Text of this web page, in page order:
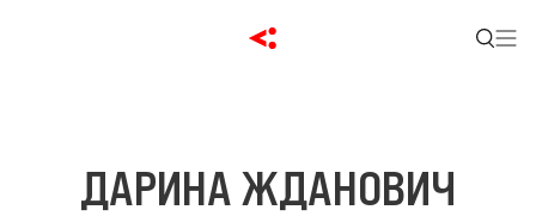
ДАРИНА ЖДАНОВИЧ